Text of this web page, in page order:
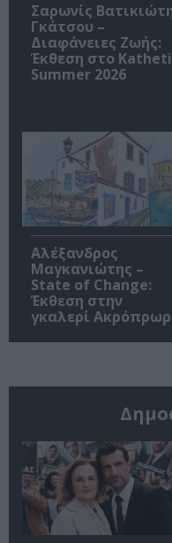
Σαρωνίς
Γκάτσου –
Διαφάνειες Ζωής:
Έκθεση στο Katheti
Summer 2026
Αλέξανδρος
Μαγκανιώτης –
State of Change:
Έκθεση στην
γκαλερί